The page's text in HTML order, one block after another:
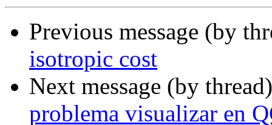
Previous message (by
isotropic cost
Next message (by
problema visualizar en